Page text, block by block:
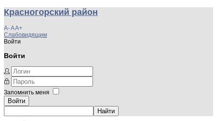
Красногорский район
A-AA+
Слабовидящим
Войти
Войти
Запомнить меня
Войти